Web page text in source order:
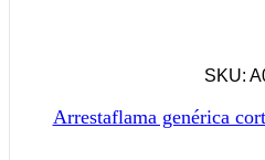
SKU:
Arrestaflama genérica